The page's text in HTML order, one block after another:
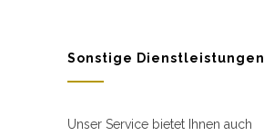
Sonstige Dienstleistungen
Unser Service bietet Ihnen auch